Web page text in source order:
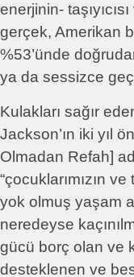
enerjinin-
gerçek, Amerikan
%53’ünde
ya da sessizce
Kulakları sağır
Jackson’ın iki yıl
Olmadan Refah]
“çocuklarımızın
yok olmuş yaşam
neredeyse
gücü borç olan ve
desteklenen ve